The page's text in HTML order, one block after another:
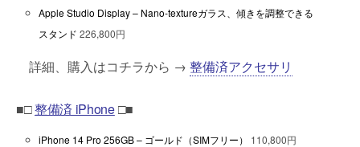
Apple Studio Display – Nano-textureガラス、傾きを調整できる
スタンド226,800円
詳細、購入はコチラから → 整備済アクセサリ
■□整備済 iPhone□■
iPhone 14 Pro 256GB – ゴールド（SIMフリー）
110,800円